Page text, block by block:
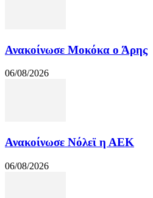
Ανακοίνωσε Μοκόκα ο Άρης
06/08/2026
Ανακοίνωσε Νόλεϊ η ΑΕΚ
06/08/2026